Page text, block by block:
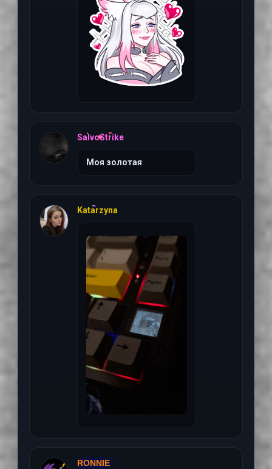
SalvoStrike
Моя золотая
Katarzyna
RONNIE